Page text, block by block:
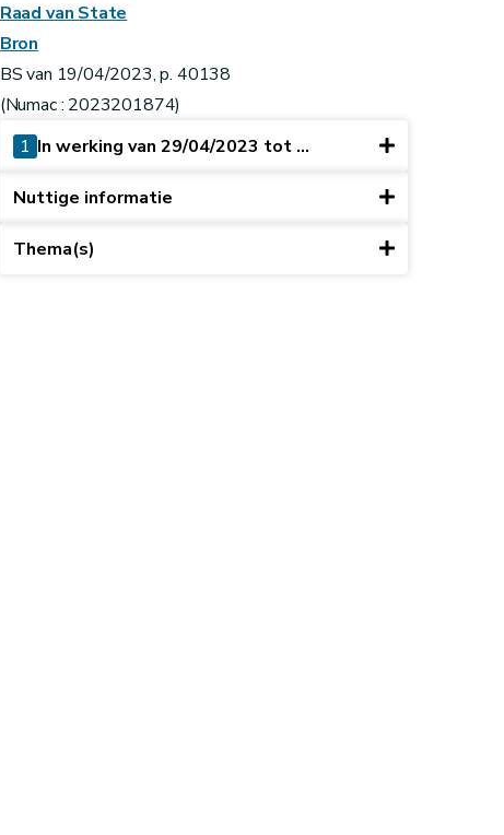
Raad van State
Bron
BS van 19/04/2023, p. 40138
(Numac : 2023201874)
1 In werking van 29/04/2023 tot ...
Nuttige informatie
Thema(s)